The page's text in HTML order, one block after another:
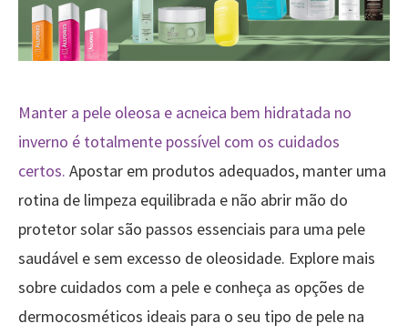
Manter a pele oleosa e acneica bem hidratada no
inverno é totalmente possível com os cuidados
certos. Apostar em produtos adequados, manter uma
rotina de limpeza equilibrada e não abrir mão do
protetor solar são passos essenciais para uma pele
saudável e sem excesso de oleosidade. Explore mais
sobre cuidados com a pele e conheça as opções de
dermocosméticos ideais para o seu tipo de pele na